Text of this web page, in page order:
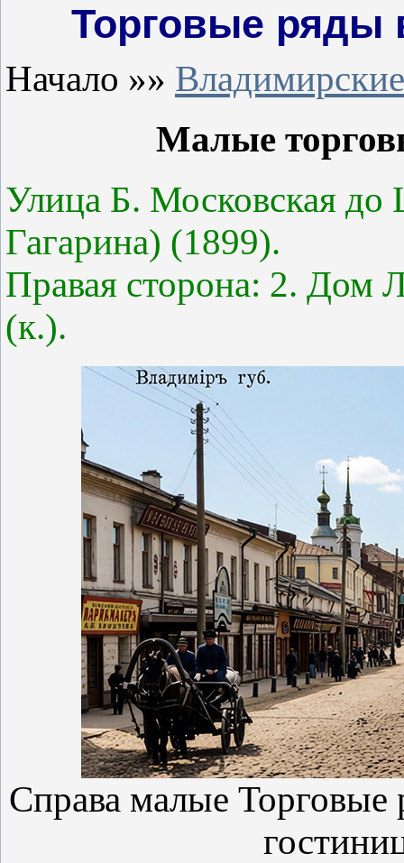
Торговые ряды
Начало »»
Малые
Улица Б. Московская до
Гагарина) (1899).
Правая сторона: 2. Дом
(к.).
Справа малые Торговые